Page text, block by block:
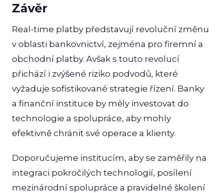
Závěr
Real-time platby představují revoluční změnu
v oblasti bankovnictví, zejména pro firemní a
obchodní platby. Avšak s touto revolucí
přichází i zvýšené riziko podvodů, které
vyžaduje sofistikované strategie řízení. Banky
a finanční instituce by měly investovat do
technologie a spolupráce, aby mohly
efektivně chránit své operace a klienty.
Doporučujeme institucím, aby se zaměřily na
integraci pokročilých technologií, posílení
mezinárodní spolupráce a pravidelné školení